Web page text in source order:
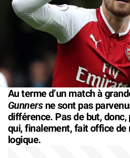
Au terme d’un match à
Gunnersne sont pas
différence. Pas de but,
qui, finalement, fait office
logique.